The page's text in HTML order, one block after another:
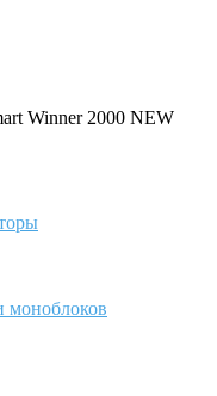
Winner 2000 NEW
моноблоков